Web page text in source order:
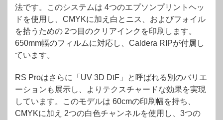
法です。このシステムは 4つのエプソンプリントヘッ
ドを使用し、CMYKに加え白とニス、およびフォイル
を拾うための 2つ目のクリアインクを印刷します。
650mm幅のフィルムに対応し、Caldera RIPが付属し
ています。
RS Proはさらに「UV 3D DtF」と呼ばれる別のバリエ
ーションも展示し、よりテクスチャードな効果を実現
しています。このモデルは 60cmの印刷幅を持ち、
CMYKに加え 2つの白色チャンネルを使用し、3つの